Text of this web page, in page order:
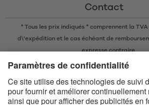
Contact
* Tous les prix indiqués * comprennent la
d\'expédition et le cas échéant de
expresse contraire
* La marque nominative et les logos
utilisation de ces marques par Satisfyer GmbH est
Apple, le logo Apple et Apple Watch sont des